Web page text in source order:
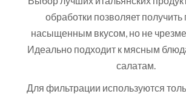
обработки позволяет получить
насыщенным вкусом, но не
Идеально подходит к мясным
салатам.
Для фильтрации используются